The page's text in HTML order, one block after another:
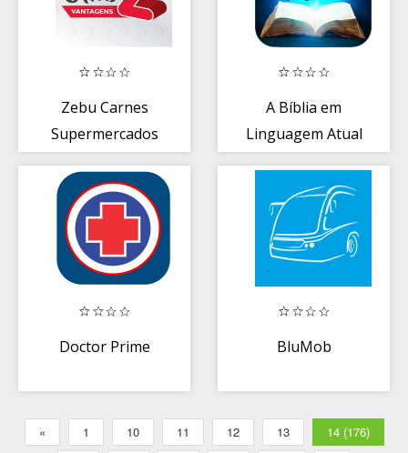
Zebu Carnes
Supermercados
A Bíblia em
Linguagem Atual
Doctor Prime BluMob
« 1 10 11 12 13
14 (176)